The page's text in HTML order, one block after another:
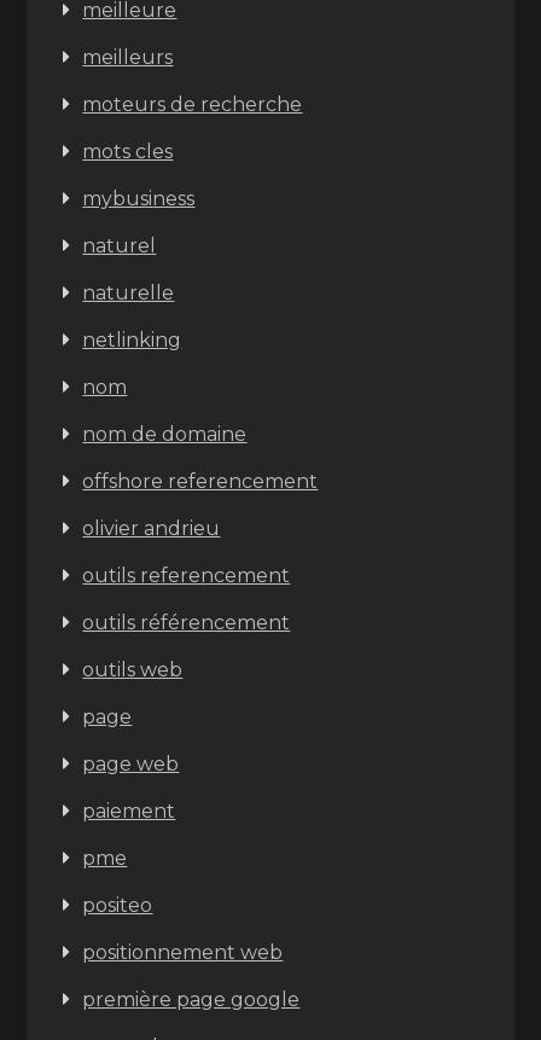
meilleure
meilleurs
moteurs de recherche
mots cles
mybusiness
naturel
naturelle
netlinking
nom
nom de domaine
offshore referencement
olivier andrieu
outils referencement
outils référencement
outils web
page
page web
paiement
pme
positeo
positionnement web
première page google